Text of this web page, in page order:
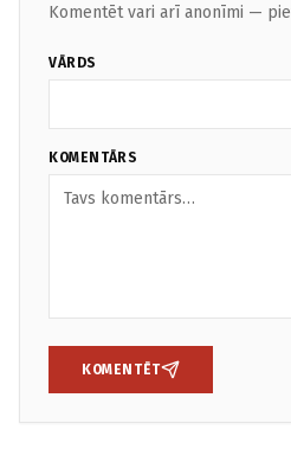
Komentēt vari arī anonīmi —
VĀRDS
KOMENTĀRS
KOMENTĒT